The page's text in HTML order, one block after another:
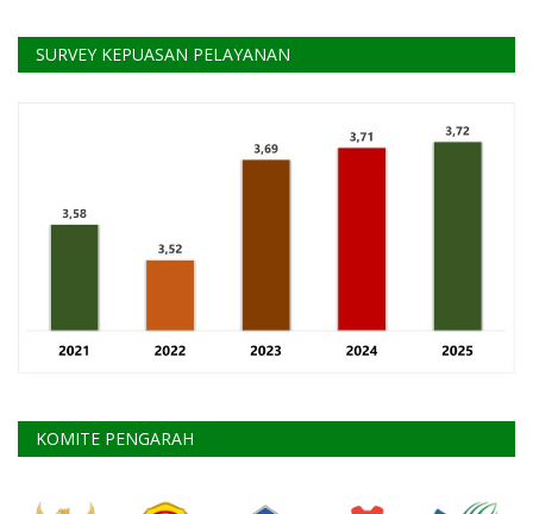
SURVEY KEPUASAN PELAYANAN
KOMITE PENGARAH